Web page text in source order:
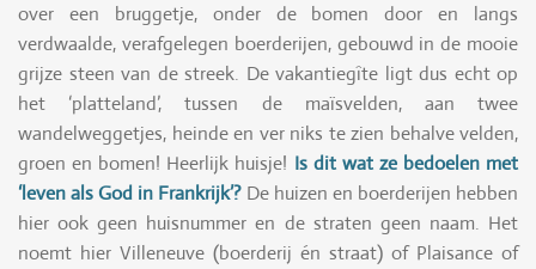
over een bruggetje, onder de bomen door en langs
verdwaalde, verafgelegen boerderijen, gebouwd in de mooie
grijze steen van de streek. De vakantiegîte ligt dus echt op
het ‘platteland’, tussen de maïsvelden, aan twee
wandelweggetjes, heinde en ver niks te zien behalve velden,
groen en bomen! Heerlijk huisje! Is dit wat ze bedoelen met
‘leven als God in Frankrijk’? De huizen en boerderijen hebben
hier ook geen huisnummer en de straten geen naam. Het
noemt hier Villeneuve (boerderij én straat) of Plaisance of